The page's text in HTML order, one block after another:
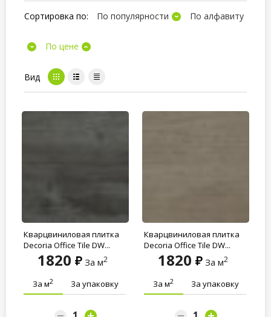
Сортировка по: По популярности По алфавиту
По цене
Вид
Кварцвиниловая плитка
Decoria Office Tile DW...
1820 За м2
За м2 За упаковку
Кварцвиниловая плитка
Decoria Office Tile DW...
1820 За м2
За м2 За упаковку